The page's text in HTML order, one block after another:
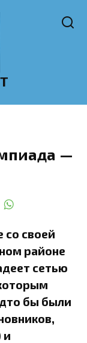
—
со своей
районе
сетью
бы были
и